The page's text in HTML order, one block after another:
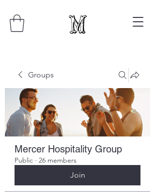
Groups
Mercer Hospitality Group
Public · 26 members
Join